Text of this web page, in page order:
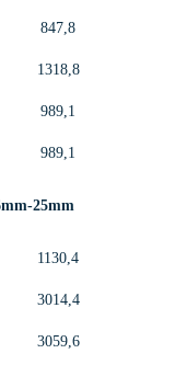
847,8
1318,8
989,1
989,1
25mm
1130,4
3014,4
3059,6